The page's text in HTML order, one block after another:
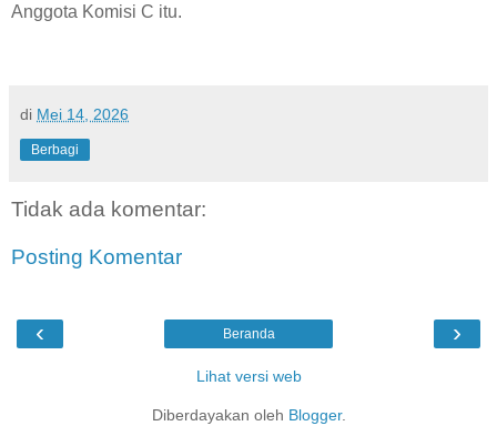
Anggota Komisi C itu.
di Mei 14, 2026
Berbagi
Tidak ada komentar:
Posting Komentar
‹ ›
Beranda
Lihat versi web
Diberdayakan oleh Blogger.